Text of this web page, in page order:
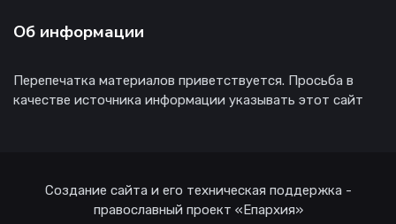
Об информации
Перепечатка материалов приветствуется. Просьба в
качестве источника информации указывать этот сайт
Создание сайта и его техническая поддержка -
православный проект «Епархия»